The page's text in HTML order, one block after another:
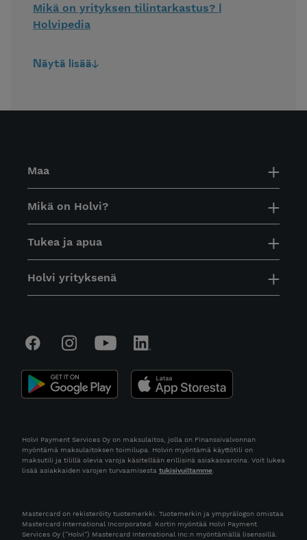
Mikä on yrityksen tilintarkastus? |
Holvipedia
Näytä lisää
Maa
Mikä on Holvi?
Tukea ja apua
Holvi yrityksenä
Holvi Payment Services Oy on maksulaitos, jolla on Finanssivalvonnan
myöntämä maksulaitoksen toimilupa. Holvin myöntämä käyttötili on
maksutili ja tilillä olevia varoja käsitellään erillisinä asiakasvaroina. Voit lukea
lisää asiakkaiden varojen turvaamisesta tukisivuiltamme
Mastercard on rekisteröity tuotemerkki. Tuotemerkin ja ympyrälogon omistaa
Mastercard International Incorporated. Kortin myöntää Holvi Payment
Services Oy (“Holvi”) Mastercard International Inc:n myöntämällä lisenssillä.